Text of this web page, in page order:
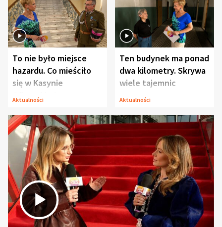
To nie było miejsce
hazardu. Co mieściło
się w Kasynie
Oficerskim?
Aktualności
Ten budynek ma ponad
dwa kilometry. Skrywa
wiele tajemnic
Aktualności